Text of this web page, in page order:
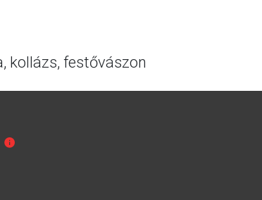
kollázs, festővászon